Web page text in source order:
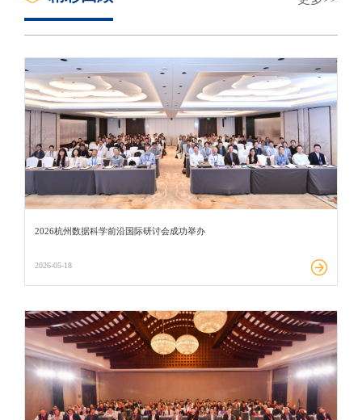
2026杭州数据科学前沿国际研讨会成功举办
2026-05-18